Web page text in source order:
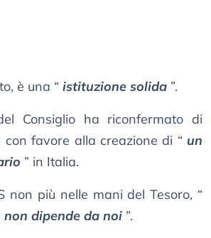
è una “ istituzione solida ”.
Consiglio ha riconfermato di
favore alla creazione di “ un
” in Italia.
non più nelle mani del Tesoro, “
dipende da noi ”.